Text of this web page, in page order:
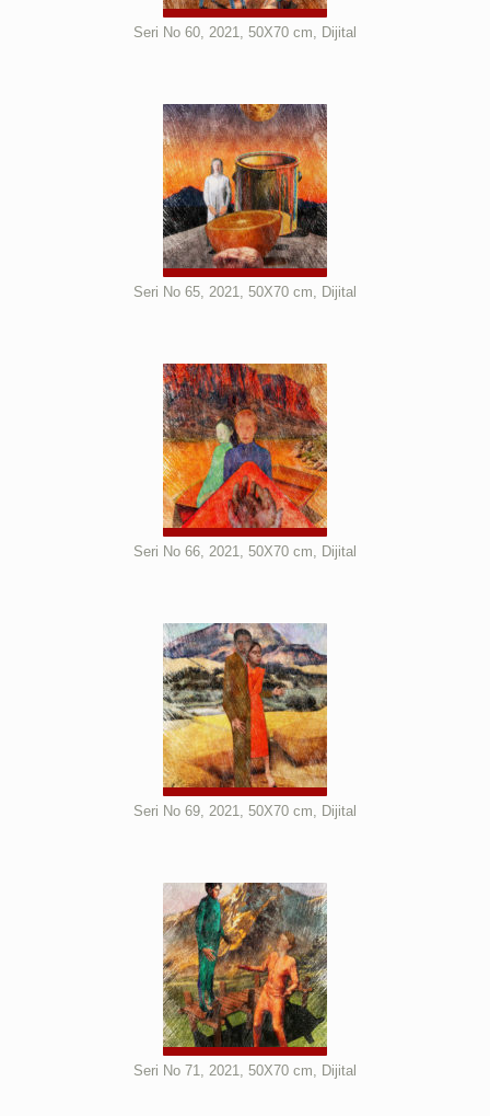
Seri No 60, 2021, 50X70 cm, Dijital
Seri No 65, 2021, 50X70 cm, Dijital
Seri No 66, 2021, 50X70 cm, Dijital
Seri No 69, 2021, 50X70 cm, Dijital
Seri No 71, 2021, 50X70 cm, Dijital